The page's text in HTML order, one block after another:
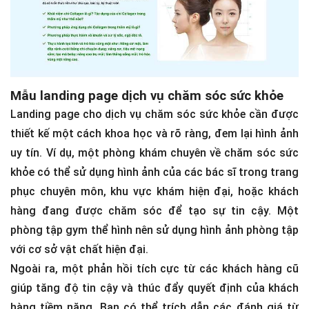
Mẫu landing page dịch vụ chăm sóc sức khỏe
Landing page cho dịch vụ chăm sóc sức khỏe cần được
thiết kế một cách khoa học và rõ ràng, đem lại hình ảnh
uy tín. Ví dụ, một phòng khám chuyên về chăm sóc sức
khỏe có thể sử dụng hình ảnh của các bác sĩ trong trang
phục chuyên môn, khu vực khám hiện đại, hoặc khách
hàng đang được chăm sóc để tạo sự tin cậy. Một
phòng tập gym thể hình nên sử dụng hình ảnh phòng tập
với cơ sở vật chất hiện đại.
Ngoài ra, một phản hồi tích cực từ các khách hàng cũ
giúp tăng độ tin cậy và thúc đẩy quyết định của khách